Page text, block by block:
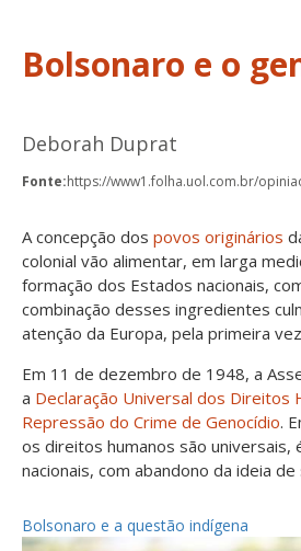
Bolsonaro e o
Deborah Duprat
Fonte:https://www1.folha.uol.com.br/
A concepção dos povos originários
colonial vão alimentar, em larga
formação dos Estados nacionais,
combinação desses ingredientes
atenção da Europa, pela primeira
Em 11 de dezembro de 1948, a
a Declaração Universal dos Direitos
Repressão do Crime de Genocídio.
os direitos humanos são universais,
nacionais, com abandono da ideia
Bolsonaro e a questão indígena